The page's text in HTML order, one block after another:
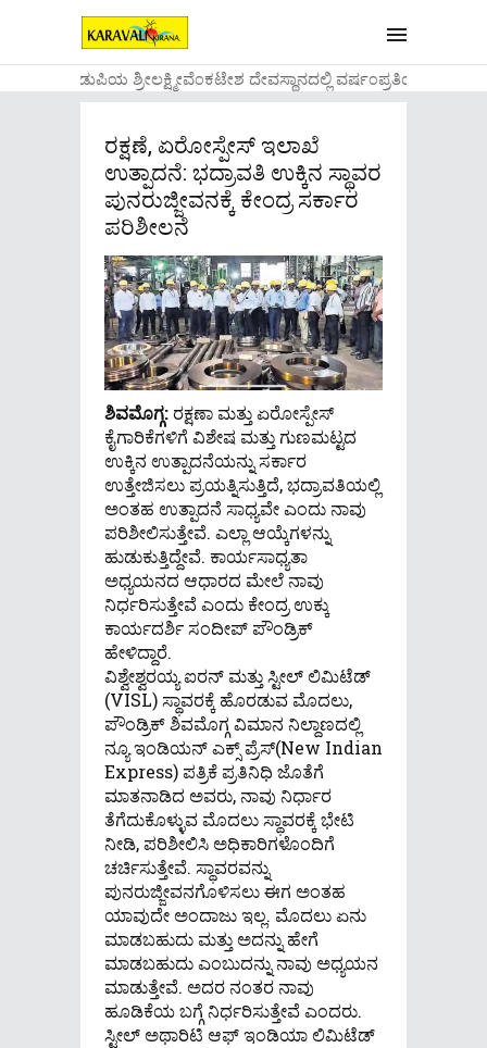
....ಉಡುಪಿಯ ಶ್ರೀಲಕ್ಷ್ಮೀವೆ೦ಕಟೇಶ ದೇವಸ್ಥಾನದಲ್ಲಿ ವರ್ಷ೦ಪ್ರತಿಯ
ರಕ್ಷಣೆ, ಏರೋಸ್ಪೇಸ್ ಇಲಾಖೆ
ಉತ್ಪಾದನೆ: ಭದ್ರಾವತಿ ಉಕ್ಕಿನ ಸ್ಥಾವರ
ಪುನರುಜ್ಜೀವನಕ್ಕೆ ಕೇಂದ್ರ ಸರ್ಕಾರ
ಪರಿಶೀಲನೆ
ಶಿವಮೊಗ್ಗ: ರಕ್ಷಣಾ ಮತ್ತು ಏರೋಸ್ಪೇಸ್
ಕೈಗಾರಿಕೆಗಳಿಗೆ ವಿಶೇಷ ಮತ್ತು ಗುಣಮಟ್ಟದ
ಉಕ್ಕಿನ ಉತ್ಪಾದನೆಯನ್ನು ಸರ್ಕಾರ
ಉತ್ತೇಜಿಸಲು ಪ್ರಯತ್ನಿಸುತ್ತಿದೆ, ಭದ್ರಾವತಿಯಲ್ಲಿ
ಅಂತಹ ಉತ್ಪಾದನೆ ಸಾಧ್ಯವೇ ಎಂದು ನಾವು
ಪರಿಶೀಲಿಸುತ್ತೇವೆ. ಎಲ್ಲಾ ಆಯ್ಕೆಗಳನ್ನು
ಹುಡುಕುತ್ತಿದ್ದೇವೆ. ಕಾರ್ಯಸಾಧ್ಯತಾ
ಅಧ್ಯಯನದ ಆಧಾರದ ಮೇಲೆ ನಾವು
ನಿರ್ಧರಿಸುತ್ತೇವೆ ಎಂದು ಕೇಂದ್ರ ಉಕ್ಕು
ಕಾರ್ಯದರ್ಶಿ ಸಂದೀಪ್ ಪೌಂಡ್ರಿಕ್
ಹೇಳಿದ್ದಾರೆ.
ವಿಶ್ವೇಶ್ವರಯ್ಯ ಐರನ್ ಮತ್ತು ಸ್ಟೀಲ್ ಲಿಮಿಟೆಡ್
(VISL) ಸ್ಥಾವರಕ್ಕೆ ಹೊರಡುವ ಮೊದಲು,
ಪೌಂಡ್ರಿಕ್ ಶಿವಮೊಗ್ಗ ವಿಮಾನ ನಿಲ್ದಾಣದಲ್ಲಿ
ನ್ಯೂ ಇಂಡಿಯನ್ ಎಕ್ಸ್ ಪ್ರೆಸ್(New Indian
Express) ಪತ್ರಿಕೆ ಪ್ರತಿನಿಧಿ ಜೊತೆಗೆ
ಮಾತನಾಡಿದ ಅವರು, ನಾವು ನಿರ್ಧಾರ
ತೆಗೆದುಕೊಳ್ಳುವ ಮೊದಲು ಸ್ಥಾವರಕ್ಕೆ ಭೇಟಿ
ನೀಡಿ, ಪರಿಶೀಲಿಸಿ ಅಧಿಕಾರಿಗಳೊಂದಿಗೆ
ಚರ್ಚಿಸುತ್ತೇವೆ. ಸ್ಥಾವರವನ್ನು
ಪುನರುಜ್ಜೀವನಗೊಳಿಸಲು ಈಗ ಅಂತಹ
ಯಾವುದೇ ಅಂದಾಜು ಇಲ್ಲ. ಮೊದಲು ಏನು
ಮಾಡಬಹುದು ಮತ್ತು ಅದನ್ನು ಹೇಗೆ
ಮಾಡಬಹುದು ಎಂಬುದನ್ನು ನಾವು ಅಧ್ಯಯನ
ಮಾಡುತ್ತೇವೆ. ಅದರ ನಂತರ ನಾವು
ಹೂಡಿಕೆಯ ಬಗ್ಗೆ ನಿರ್ಧರಿಸುತ್ತೇವೆ ಎಂದರು.
ಸ್ಟೀಲ್ ಅಥಾರಿಟಿ ಆಫ್ ಇಂಡಿಯಾ ಲಿಮಿಟೆಡ್